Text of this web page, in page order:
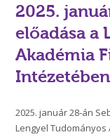
2025.
előadása a
Akadémia
Intézetében
2025. január 28-án
Lengyel Tudományos